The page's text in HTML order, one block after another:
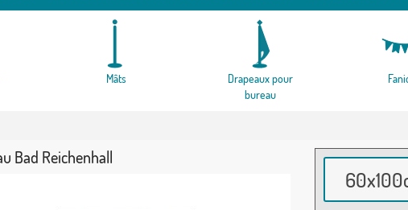
Mâts
Drapeaux pour
bureau
Bad Reichenhall